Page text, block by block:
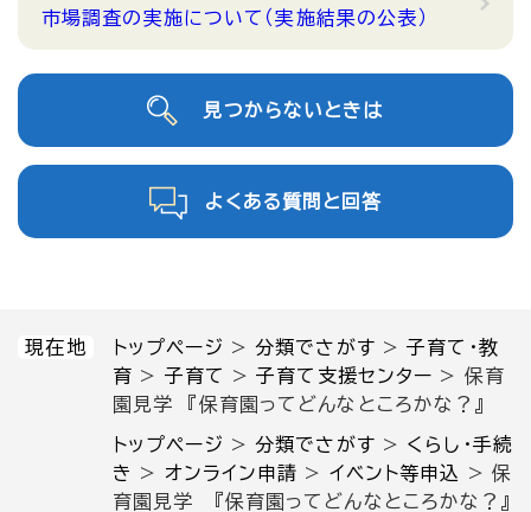
現在地 トップページ >分類でさがす >子育て・教
育 > 子育て >子育て支援センター > 保育
園見学 『保育園ってどんなところかな？』
トップページ >分類でさがす > くらし・手続
き
> オンライン申請 > イベント等申込 > 保
育園見学 『保育園ってどんなところかな？』
市場調査の実施について（実施結果の公表）
見つからないときは
よくある質問と回答